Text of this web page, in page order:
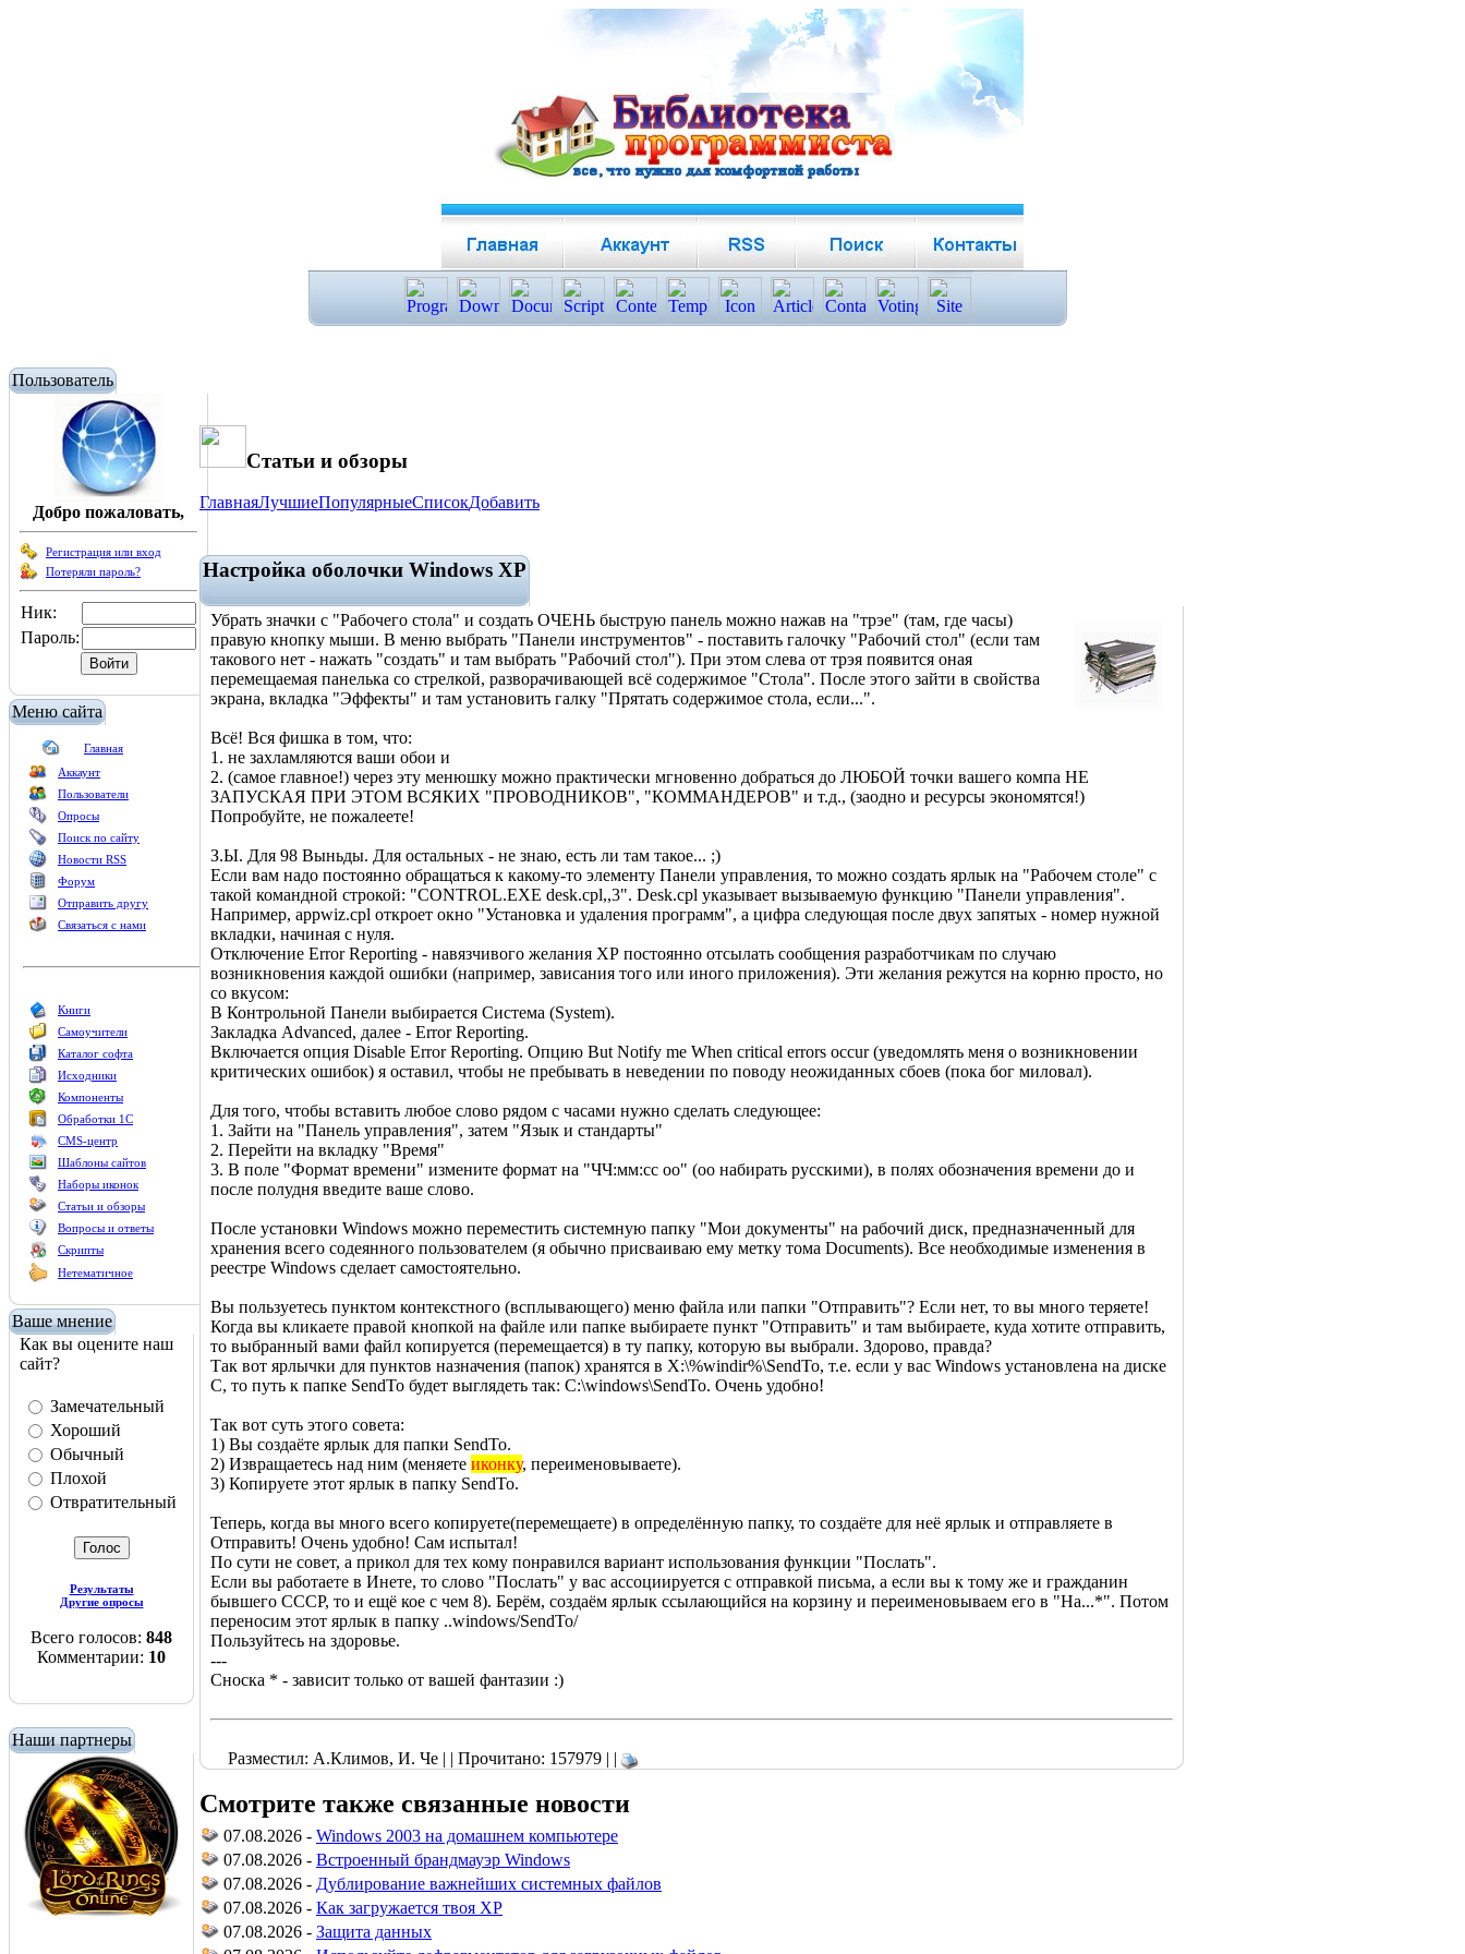
Пользователь
Добро пожаловать,
Регистрация или вход
Потеряли пароль?
Ник:
Пароль:
Меню сайта
Главная
Аккаунт
Пользователи
Опросы
Поиск по сайту
Новости RSS
Форум
Отправить другу
Связаться с нами
Книги
Самоучители
Каталог софта
Исходники
Компоненты
Обработки 1С
CMS-центр
Шаблоны сайтов
Наборы иконок
Статьи и обзоры
Вопросы и ответы
Скрипты
Нетематичное
Ваше мнение
Как вы оцените наш
сайт?
Замечательный
Хороший
Обычный
Плохой
Отвратительный
Результаты
Другие опросы
Всего голосов: 848
Комментарии: 10
Наши партнеры
Статьи и обзоры
ГлавнаяЛучшиеПопулярныеСписокДобавить
Настройка оболочки Windows XP
Убрать значки с "Рабочего стола" и создать ОЧЕНЬ быструю панель можно нажав на "трэе" (там, где часы)
правую кнопку мыши. В меню выбрать "Панели инструментов" - поставить галочку "Рабочий стол" (если там
такового нет - нажать "создать" и там выбрать "Рабочий стол"). При этом слева от трэя появится оная
перемещаемая панелька со стрелкой, разворачивающей всё содержимое "Стола". После этого зайти в свойства
экрана, вкладка "Эффекты" и там установить галку "Прятать содержимое стола, если...".
Всё! Вся фишка в том, что:
1. не захламляются ваши обои и
2. (самое главное!) через эту менюшку можно практически мгновенно добраться до ЛЮБОЙ точки вашего компа НЕ
ЗАПУСКАЯ ПРИ ЭТОМ ВСЯКИХ "ПРОВОДНИКОВ", "КОММАНДЕРОВ" и т.д., (заодно и ресурсы экономятся!)
Попробуйте, не пожалеете!
З.Ы. Для 98 Выньды. Для остальных - не знаю, есть ли там такое... ;)
Если вам надо постоянно обращаться к какому-то элементу Панели управления, то можно создать ярлык на "Рабочем столе" с
такой командной строкой: "CONTROL.EXE desk.cpl,,3". Desk.cpl указывает вызываемую функцию "Панели управления".
Например, appwiz.cpl откроет окно "Установка и удаления программ", а цифра следующая после двух запятых - номер нужной
вкладки, начиная с нуля.
Отключение Error Reporting - навязчивого желания ХР постоянно отсылать сообщения разработчикам по случаю
возникновения каждой ошибки (например, зависания того или иного приложения). Эти желания режутся на корню просто, но
со вкусом:
В Контрольной Панели выбирается Система (System).
Закладка Advanced, далее - Error Reporting.
Включается опция Disable Error Reporting. Опцию But Notify me When critical errors occur (уведомлять меня о возникновении
критических ошибок) я оставил, чтобы не пребывать в неведении по поводу неожиданных сбоев (пока бог миловал).
Для того, чтобы вставить любое слово рядом с часами нужно сделать следующее:
1. Зайти на "Панель управления", затем "Язык и стандарты"
2. Перейти на вкладку "Время"
3. В поле "Формат времени" измените формат на "ЧЧ:мм:сс оо" (оо набирать русскими), в полях обозначения времени до и
после полудня введите ваше слово.
После установки Windows можно переместить системную папку "Мои документы" на рабочий диск, предназначенный для
хранения всего содеянного пользователем (я обычно присваиваю ему метку тома Documents). Все необходимые изменения в
реестре Windows сделает самостоятельно.
Вы пользуетесь пунктом контекстного (всплывающего) меню файла или папки "Отправить"? Если нет, то вы много теряете!
Когда вы кликаете правой кнопкой на файле или папке выбираете пункт "Отправить" и там выбираете, куда хотите отправить,
то выбранный вами файл копируется (перемещается) в ту папку, которую вы выбрали. Здорово, правда?
Так вот ярлычки для пунктов назначения (папок) хранятся в X:\%windir%\SendTo, т.е. если у вас Windows установлена на диске
C, то путь к папке SendTo будет выглядеть так: C:\windows\SendTo. Очень удобно!
Так вот суть этого совета:
1) Вы создаёте ярлык для папки SendTo.
2) Извращаетесь над ним (меняете иконку, переименовываете).
3) Копируете этот ярлык в папку SendTo.
Теперь, когда вы много всего копируете(перемещаете) в определённую папку, то создаёте для неё ярлык и отправляете в
Отправить! Очень удобно! Сам испытал!
По сути не совет, а прикол для тех кому понравился вариант использования функции "Послать".
Если вы работаете в Инете, то слово "Послать" у вас ассоциируется с отправкой письма, а если вы к тому же и гражданин
бывшего СССР, то и ещё кое с чем 8). Берём, создаём ярлык ссылающийся на корзину и переименовываем его в "На...*". Потом
переносим этот ярлык в папку ..windows/SendTo/
Пользуйтесь на здоровье.
---
Сноска * - зависит только от вашей фантазии :)
Разместил: А.Климов, И. Че | | Прочитано: 157979 | |
Смотрите также связанные новости
07.08.2026 - Windows 2003 на домашнем компьютере
07.08.2026 - Встроенный брандмауэр Windows
07.08.2026 - Дублирование важнейших системных файлов
07.08.2026 - Как загружается твоя XP
07.08.2026 - Защита данных